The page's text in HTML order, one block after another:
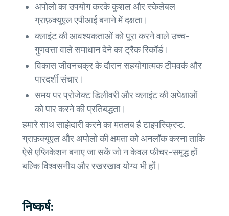
अपोलो का उपयोग करके कुशल और स्केलेबल
ग्राफ़क्यूएल एपीआई बनाने में दक्षता।
क्लाइंट की आवश्यकताओं को पूरा करने वाले उच्च-
गुणवत्ता वाले समाधान देने का ट्रैक रिकॉर्ड।
विकास जीवनचक्र के दौरान सहयोगात्मक टीमवर्क और
पारदर्शी संचार।
समय पर प्रोजेक्ट डिलीवरी और क्लाइंट की अपेक्षाओं
को पार करने की प्रतिबद्धता।
हमारे साथ साझेदारी करने का मतलब है टाइपस्क्रिप्ट,
ग्राफ़क्यूएल और अपोलो की क्षमता को अनलॉक करना ताकि
ऐसे एप्लिकेशन बनाए जा सकें जो न केवल फीचर-समृद्ध हों
बल्कि विश्वसनीय और रखरखाव योग्य भी हों।
निष्कर्ष: